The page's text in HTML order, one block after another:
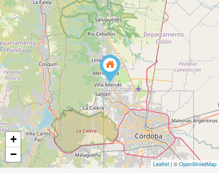
+
−
Leaflet | ©OpenStreetMap